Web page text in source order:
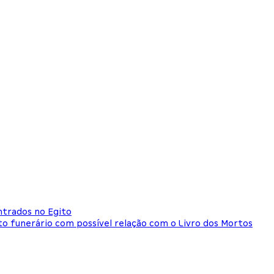
no Egito
funerário com possível relação com o Livro dos Mortos